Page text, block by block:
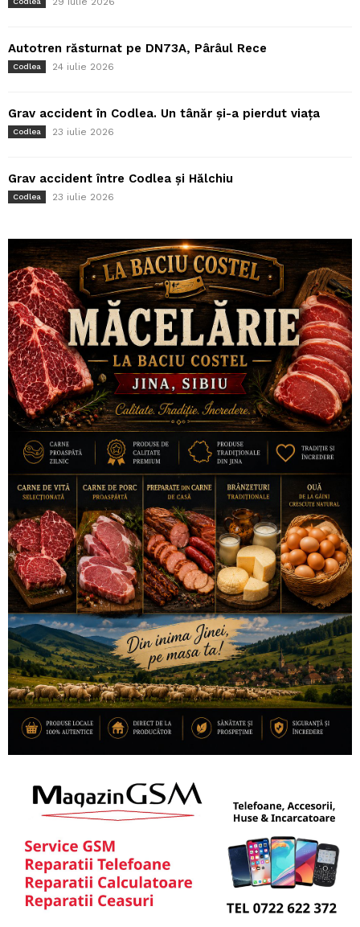
Autotren răsturnat pe DN73A, Pârâul Rece
Codlea 24 iulie 2026
Grav accident în Codlea. Un tânăr și-a pierdut viața
Codlea 23 iulie 2026
Grav accident între Codlea și Hălchiu
Codlea 23 iulie 2026